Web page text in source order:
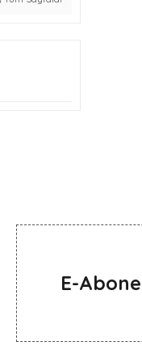
E-